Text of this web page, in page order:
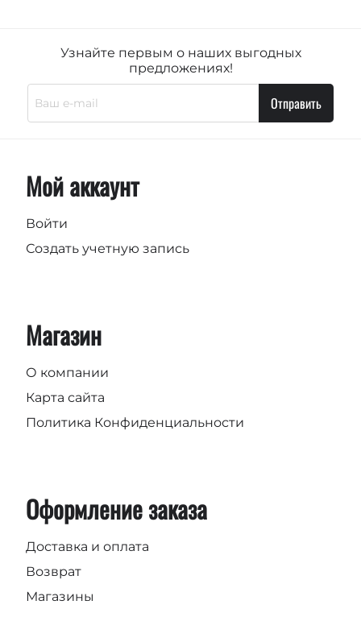
Узнайте первым о наших выгодных
предложениях!
Отправить
Мой аккаунт
Войти
Создать учетную запись
Магазин
О компании
Карта сайта
Политика Конфиденциальности
Оформление заказа
Доставка и оплата
Возврат
Магазины